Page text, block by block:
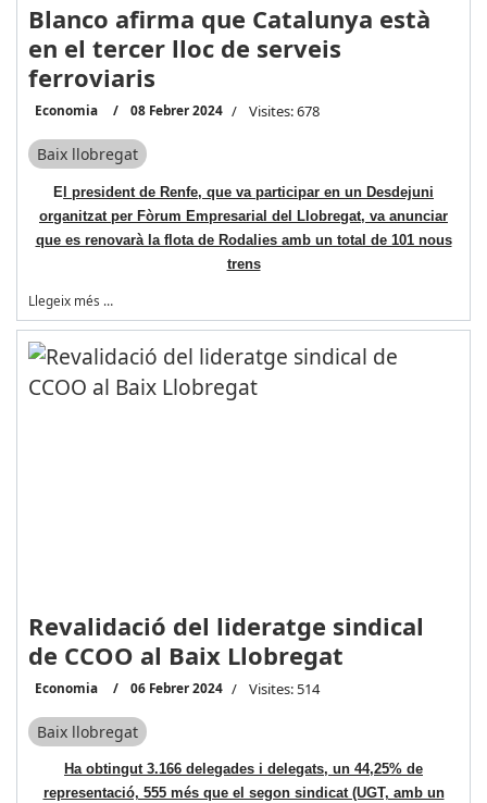
Blanco afirma que Catalunya està
en el tercer lloc de serveis
ferroviaris
Economia 08 Febrer 2024 Visites: 678
Baix llobregat
El president de Renfe, que va participar en un Desdejuni
organitzat per Fòrum Empresarial del Llobregat, va anunciar
que es renovarà la flota de Rodalies amb un total de 101 nous
trens
Llegeix més …
Revalidació del lideratge sindical
de CCOO al Baix Llobregat
Economia 06 Febrer 2024 Visites: 514
Baix llobregat
Ha obtingut 3.166 delegades i delegats, un 44,25% de
representació, 555 més que el segon sindicat (UGT, amb un